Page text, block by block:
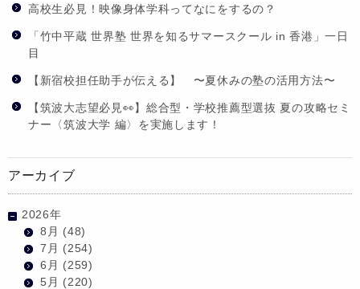
高校生必見！映像身体学科ってなにをするの？
「竹中平蔵 世界塾 世界を知るサマースクール in 香港」一日
目
【新宿校担任助手が伝える】 〜夏休みの塾の活用方法〜
【筑波大志望必見👀】総合型・学校推薦型選抜 夏の攻略セミ
ナー〈筑波大学 編〉を実施します！
アーカイブ
2026年
8月 (48)
7月 (254)
6月 (259)
5月 (220)